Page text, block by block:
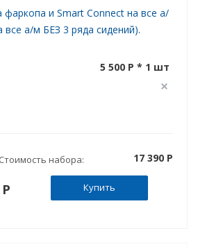
фаркопа и Smart Connect на все а/
а/м БЕЗ 3 ряда сидений).
5 500 P * 1 шт
Стоимость набора: 17 390 P
Купить